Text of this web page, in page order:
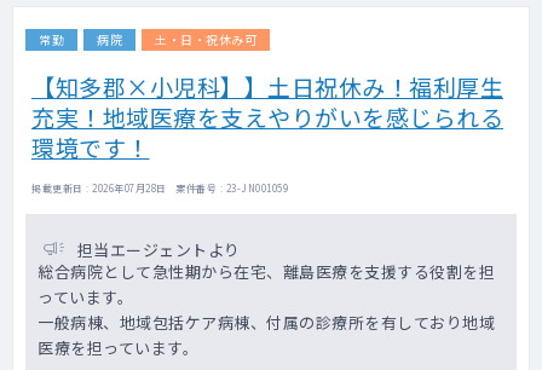
ます。
います。
看護師の問診後の診察となり、未経験の先生
は、所属院により異なります。
※開院間もない医療機関の場合はオンライン
安定した集患ができている院であれば対面
診療が主となります。
◇ 専門外来：相談可
常勤 病院 土・日・祝休み可
【知多郡×小児科】】土日祝休み！福利厚生
充実！地域医療を支えやりがいを感じられる
環境です！
掲載更新日 : 2026年07月28日 案件番号 : 23-JN001059
担当エージェントより
総合病院として急性期から在宅、離島医療を支援する役割を担
っています。
一般病棟、地域包括ケア病棟、付属の診療所を有しており地域
医療を担っています。